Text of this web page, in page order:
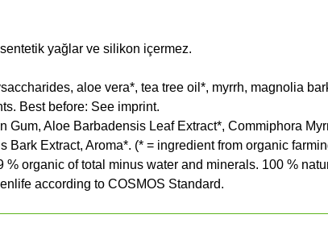
yağlar ve silikon içermez.
aloe vera*, tea tree oil*, myrrh, magnolia
Best before: See imprint.
Gum, Aloe Barbadensis Leaf Extract*, Commiphora
Extract, Aroma*. (* = ingredient from organic
organic of total minus water and minerals. 100 %
according to COSMOS Standard.